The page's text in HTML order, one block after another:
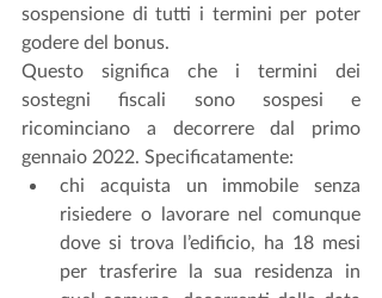
sospensione di tutti i termini per poter
godere del bonus.
Questo significa che i termini dei
sostegni fiscali sono sospesi e
ricominciano a decorrere dal primo
gennaio 2022. Specificatamente:
chi acquista un immobile senza
risiedere o lavorare nel comunque
dove si trova l’edificio, ha 18 mesi
per trasferire la sua residenza in